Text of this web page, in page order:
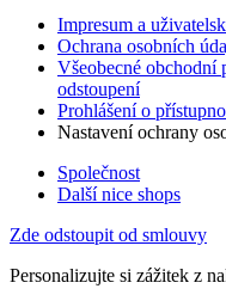
Impresum a
Ochrana osobních
Všeobecné
odstoupení
Prohlášení o
Nastavení ochrany
Společnost
Další nice shops
Zde odstoupit od smlouvy
Personalizujte si zážitek z